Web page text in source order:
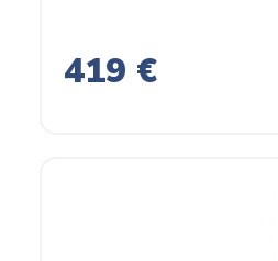
419 €